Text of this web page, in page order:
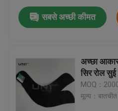
सबसे अच्छी कीमत
अच्छा
सिर रोल
MOQ：
मूल्य：बातचीत